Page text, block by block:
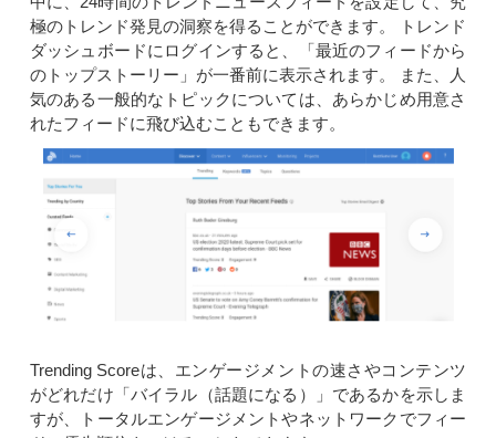
極のトレンド発見の洞察を得ることができます。 トレンド
ダッシュボードにログインすると、「最近のフィードから
のトップストーリー」が一番前に表示されます。 また、人
気のある一般的なトピックについては、あらかじめ用意さ
れたフィードに飛び込むこともできます。
Trending Scoreは、エンゲージメントの速さやコンテンツ
がどれだけ「バイラル（話題になる）」であるかを示しま
すが、トータルエンゲージメントやネットワークでフィー